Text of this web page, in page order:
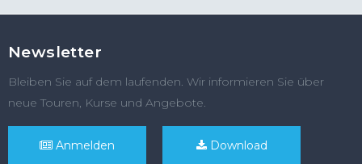
Newsletter
Bleiben Sie auf dem laufenden. Wir informieren Sie über
neue Touren, Kurse und Angebote.
Anmelden Download